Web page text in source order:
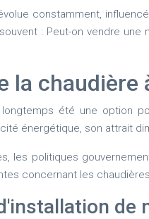
constamment,
: Peut-on vendre
la chaudière
été une option
énergétique, son attrait
les politiques
concernant les
de